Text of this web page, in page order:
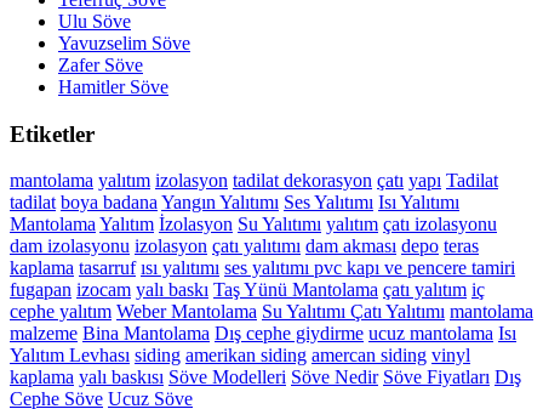
Ulu Söve
Yavuzselim Söve
Zafer Söve
Hamitler Söve
Etiketler
mantolama yalıtım izolasyon tadilatdekorasyon çatı yapı Tadilat
tadilat boya badanaYangın Yalıtımı Ses Yalıtımı Isı Yalıtımı
MantolamaYalıtım İzolasyon Su Yalıtımı yalıtım çatı izolasyonu
dam izolasyonu izolasyon çatı yalıtımı dam akması depo teras
kaplama tasarruf ısı yalıtımı ses yalıtımı pvc kapı ve pencere tamiri
fugapan izocam yalı baskı Taş Yünü Mantolama çatı yalıtım iç
cephe yalıtım Weber Mantolama Su Yalıtımı Çatı Yalıtımı mantolama
malzeme Bina Mantolama Dış cephe giydirme ucuz mantolama Isı
Yalıtım Levhası siding amerikan siding amercan siding vinyl
kaplama yalı baskısı Söve Modelleri Söve Nedir Söve Fiyatları Dış
Cephe Söve Ucuz Söve